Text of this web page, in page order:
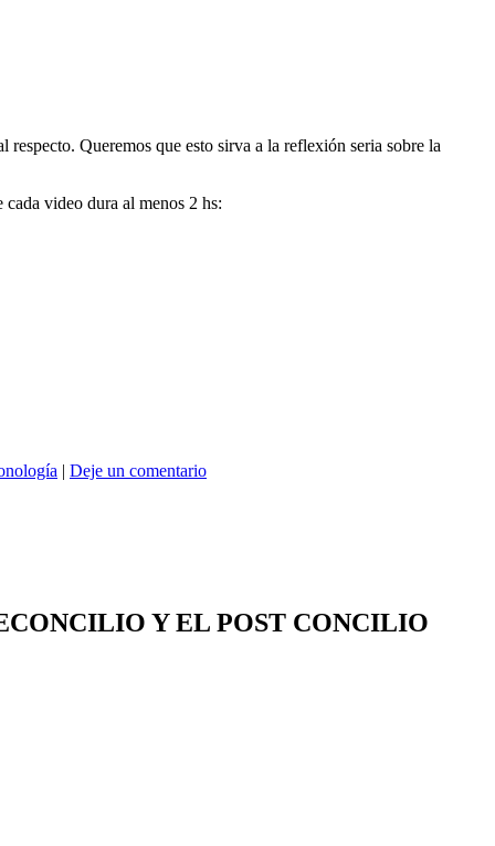
Queremos que esto sirva a la reflexión seria sobre la
video dura al menos 2 hs:
| Deje un comentario
Y EL POST CONCILIO